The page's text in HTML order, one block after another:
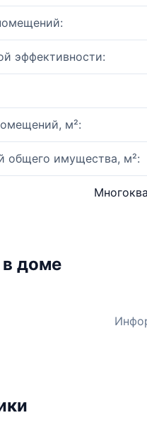
эффективности:
м²:
общего имущества, м²:
доме